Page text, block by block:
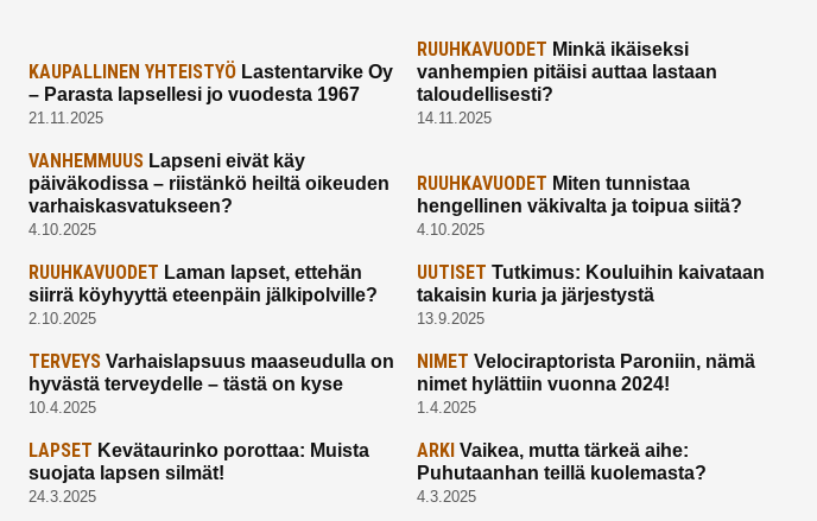
KAUPALLINEN YHTEISTYÖLastentarvike Oy
– Parasta lapsellesi jo vuodesta 1967
21.11.2025
RUUHKAVUODET Minkä ikäiseksi
vanhempien pitäisi auttaa lastaan
taloudellisesti?
14.11.2025
VANHEMMUUSLapseni eivät käy
päiväkodissa – riistänkö heiltä oikeuden
varhaiskasvatukseen?
4.10.2025
RUUHKAVUODET Miten tunnistaa
hengellinen väkivalta ja toipua siitä?
4.10.2025
RUUHKAVUODET Laman lapset, ettehän
siirrä köyhyyttä eteenpäin jälkipolville?
2.10.2025
UUTISET Tutkimus: Kouluihin kaivataan
takaisin kuria ja järjestystä
13.9.2025
TERVEYSVarhaislapsuus maaseudulla on
hyvästä terveydelle – tästä on kyse
10.4.2025
NIMET Velociraptorista Paroniin, nämä
nimet hylättiin vuonna 2024!
1.4.2025
LAPSET Kevätaurinko porottaa: Muista
suojata lapsen silmät!
24.3.2025
ARKI Vaikea, mutta tärkeä aihe:
Puhutaanhan teillä kuolemasta?
4.3.2025